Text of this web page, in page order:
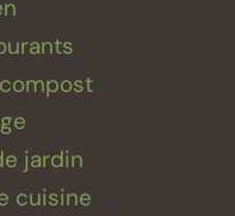
jardin
cuisine